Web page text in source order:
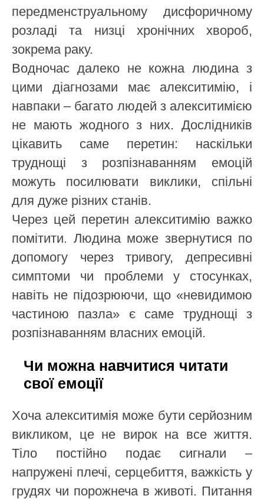
передменструальному дисфоричному
розладі та низці хронічних хвороб,
зокрема раку.
Водночас далеко не кожна людина з
цими діагнозами має алекситимію, і
навпаки – багато людей з алекситимією
не мають жодного з них. Дослідників
цікавить саме перетин: наскільки
труднощі з розпізнаванням емоцій
можуть посилювати виклики, спільні
для дуже різних станів.
Через цей перетин алекситимію важко
помітити. Людина може звернутися по
допомогу через тривогу, депресивні
симптоми чи проблеми у стосунках,
навіть не підозрюючи, що «невидимою
частиною пазла» є саме труднощі з
розпізнаванням власних емоцій.
Чи можна навчитися читати
свої емоції
Хоча алекситимія може бути серйозним
викликом, це не вирок на все життя.
Тіло постійно подає сигнали –
напружені плечі, серцебиття, важкість у
грудях чи порожнеча в животі. Питання